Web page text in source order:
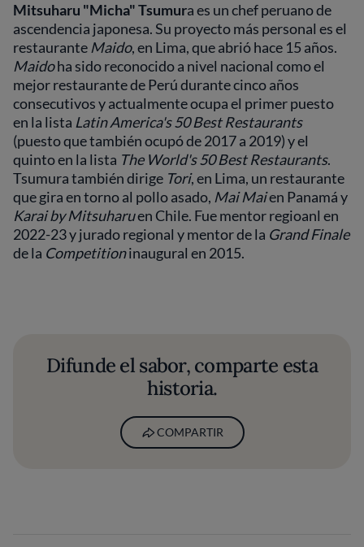
Mitsuharu "Micha" Tsumura es un chef peruano de
ascendencia japonesa. Su proyecto más personal es el
restaurante Maido, en Lima, que abrió hace 15 años.
Maidoha sido reconocido a nivel nacional como el
mejor restaurante de Perú durante cinco años
consecutivos y actualmente ocupa el primer puesto
en la lista Latin America's 50 Best Restaurants
(puesto que también ocupó de 2017 a 2019) y el
quinto en la lista The World's 50 Best Restaurants.
Tsumura también dirige Tori, en Lima, un restaurante
que gira en torno al pollo asado, Mai Maien Panamá y
Karai by Mitsuharuen Chile. Fue mentor regioanl en
2022-23 y jurado regional y mentor de la Grand Finale
de la Competitioninaugural en 2015.
Difunde el sabor, comparte esta
historia.
COMPARTIR